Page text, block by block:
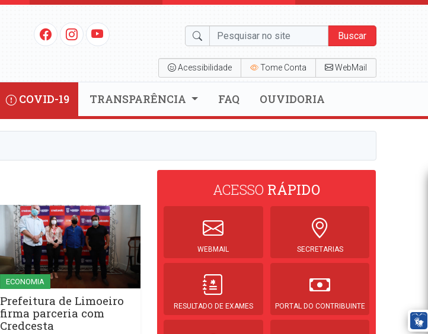
Buscar
Acessibilidade Tome Conta WebMail
COVID-19 TRANSPARÊNCIA FAQ OUVIDORIA
ECONOMIA
Prefeitura de Limoeiro
firma parceria com
Credcesta
ACESSO RÁPIDO
WEBMAIL SECRETARIAS
RESULTADO DE EXAMES PORTAL DO CONTRIBUINTE